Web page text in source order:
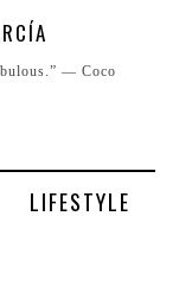
― Coco
LIFESTYLE